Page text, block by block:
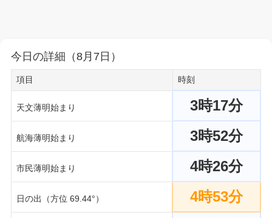
今日の詳細（8月7日）
項目 時刻
天文薄明始まり 3時17分
航海薄明始まり 3時52分
市民薄明始まり 4時26分
日の出（方位 69.44°） 4時53分